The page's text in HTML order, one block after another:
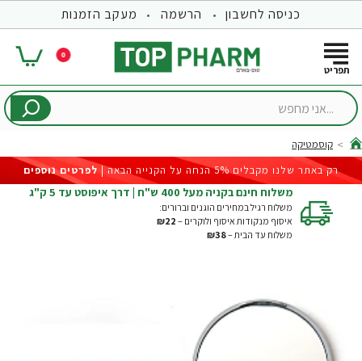
כניסה לחשבון הרשמה מעקב הזמנות
0
...אני
home
קוסמטיקה
רק באתר שלנו מקבלים 5% הנחה על הקנייה הבאה |
לפרטים נוספים
משלוח חינם בקניה מעל 400 ש"ח | דרך איפוסט עד 5 ק"ג
משלוח רגיל במחירים הוגנים וברורים:
איסוף מנקודות איסוף ולוקרים – ₪22
משלוח עד הבית –₪38